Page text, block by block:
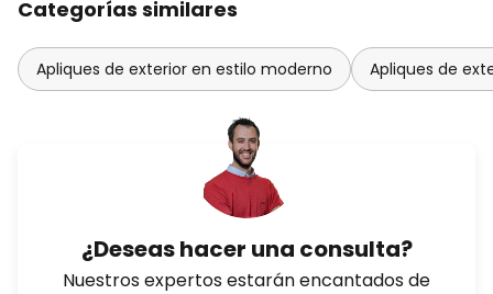
Categorías similares
Apliques de exterior en estilo moderno Apliques de
¿Deseas hacer una consulta?
Nuestros expertos estarán encantados de